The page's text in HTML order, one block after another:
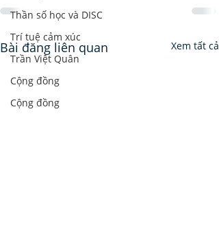
Thần số học và DISC
Trí tuệ cảm xúc
Trần Việt Quân
Cộng đồng
Cộng đồng
Bài đăng liên quan Xem tất cả